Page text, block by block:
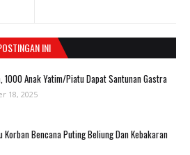
INI
1000 Anak Yatim/Piatu Dapat Santunan Gastra
18, 2025
Korban Bencana Puting Beliung Dan Kebakaran